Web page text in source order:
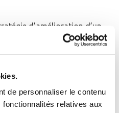
de personnaliser le contenu
relatives aux
d’amélioration d’un
de canalisations et de